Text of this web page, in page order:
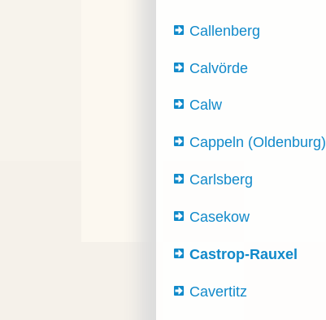
Callenberg
Calvörde
Calw
Cappeln (Oldenburg)
Carlsberg
Casekow
Castrop-Rauxel
Cavertitz